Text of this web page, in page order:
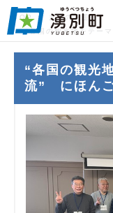
TOP
まちの話題
“各国の観光地をテー
“各国の観光
流” にほん